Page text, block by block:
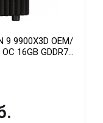
9 9900X3D OEM/
16GB GDDR7